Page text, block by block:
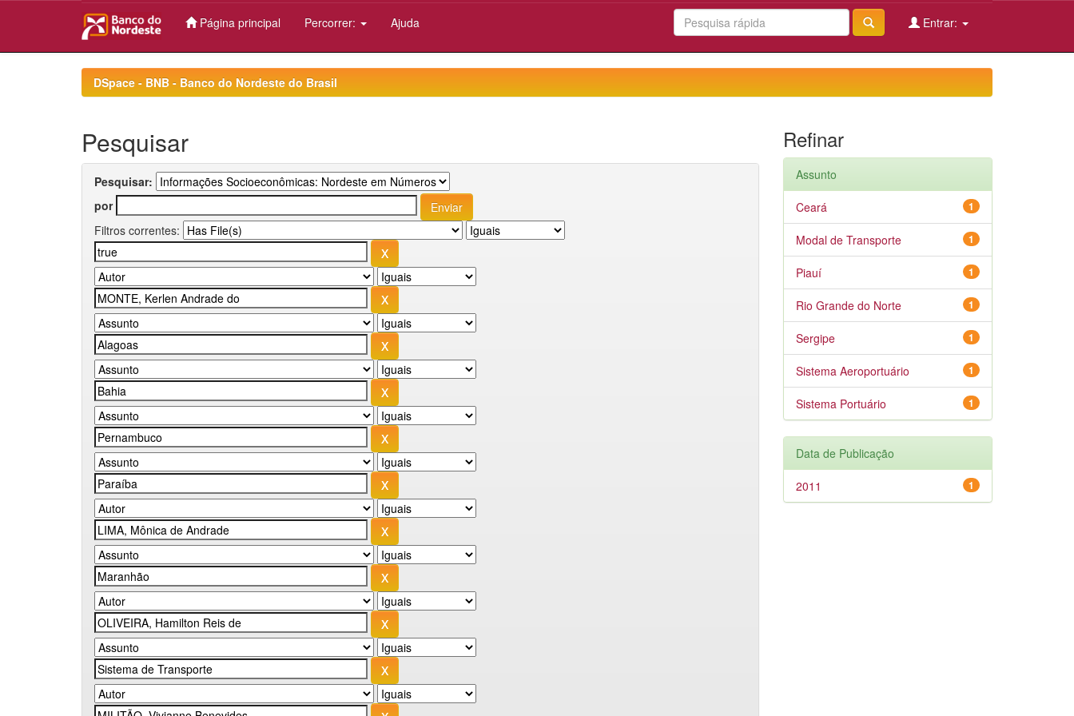
Página principal Percorrer: Ajuda Entrar:
DSpace - BNB - Banco do Nordeste do Brasil
Pesquisar
Pesquisar:
por
Filtros correntes:
Refinar
Assunto
1
Ceará
1
Modal de Transporte
1
Piauí
1
Rio Grande do Norte
1
Sergipe
1
Sistema Aeroportuário
1
Sistema Portuário
Data de Publicação
1
2011